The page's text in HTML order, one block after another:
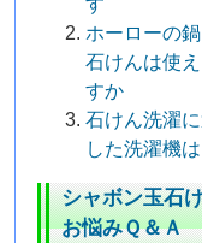
す
ホーローの
石けんは使え
すか
石けん洗濯
した洗濯機は
シャボン玉石
お悩みＱ＆